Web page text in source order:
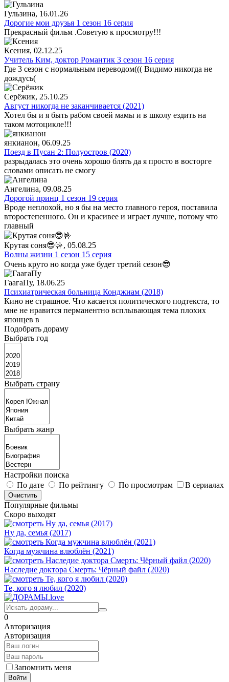
Гульзина, 16.01.26
Дорогие мои друзья 1 сезон 16 серия
Прекрасный фильм .Советую к просмотру!!!
Ксения, 02.12.25
Учитель Ким, доктор Романтик 3 сезон 16 серия
Где 3 сезон с нормальным переводом((( Видимо никогда не
дождусь(
Серёжик, 25.10.25
Август никогда не заканчивается (2021)
Хотел бы и я быть рабом своей мамы и в школу ездить на
таком мотоцикле!!!
янкианон, 06.09.25
Поезд в Пусан 2: Полуостров (2020)
разрыдалась это очень хорошо блять да я просто в восторге
словами описать не смогу
Ангелина, 09.08.25
Дорогой принц 1 сезон 19 серия
Вроде неплохой, но я бы на место главного героя, поставила
второстепенного. Он и красивее и играет лучше, потому что
главный
Крутая соня😎🤟, 05.08.25
Волны жизни 1 сезон 15 серия
Очень круто но когда уже будет третий сезон😎
ГаагаПу, 18.06.25
Психиатрическая больница Конджиам (2018)
Кино не страшное. Что касается политического подтекста, то
мне не нравится перманентно всплывающая тема плохих
японцев в
Подобрать дораму
Выбрать год
Выбрать страну
Выбрать жанр
Настройки поиска
По дате
По рейтингу По просмотрам В сериалах
Популярные фильмы
Скоро выходят
Ну да, семья (2017)
Когда мужчина влюблён (2021)
Наследие доктора Смерть: Чёрный файл (2020)
Те, кого я любил (2020)
0
Авторизация
Авторизация
Запомнить меня
Войти